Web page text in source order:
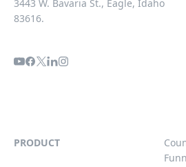
3443 W. Bavaria St., Eagle, Idaho
83616.
PRODUCT